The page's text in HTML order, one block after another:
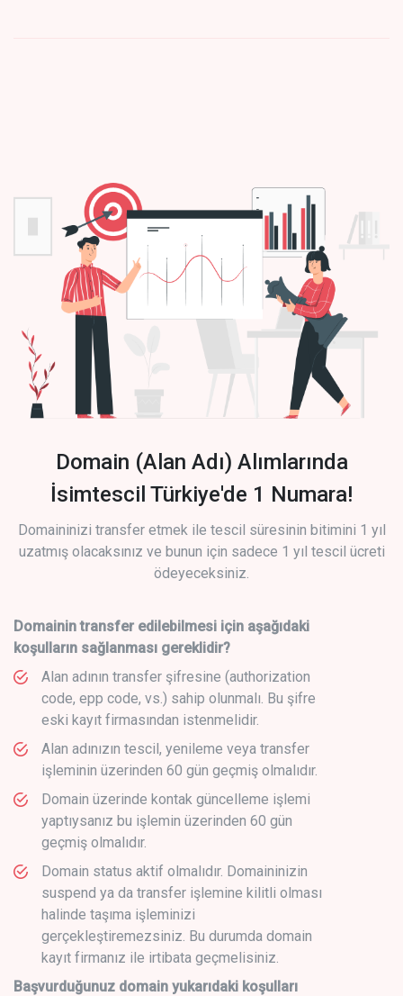
Domain (Alan Adı) Alımlarında
İsimtescil Türkiye'de 1 Numara!
Domaininizi transfer etmek ile tescil süresinin bitimini 1 yıl
uzatmış olacaksınız ve bunun için sadece 1 yıl tescil ücreti
ödeyeceksiniz.
Domainin transfer edilebilmesi için aşağıdaki
koşulların sağlanması gereklidir?
Alan adının transfer şifresine (authorization
code, epp code, vs.) sahip olunmalı. Bu şifre
eski kayıt firmasından istenmelidir.
Alan adınızın tescil, yenileme veya transfer
işleminin üzerinden 60 gün geçmiş olmalıdır.
Domain üzerinde kontak güncelleme işlemi
yaptıysanız bu işlemin üzerinden 60 gün
geçmiş olmalıdır.
Domain status aktif olmalıdır. Domaininizin
suspend ya da transfer işlemine kilitli olması
halinde taşıma işleminizi
gerçekleştiremezsiniz. Bu durumda domain
kayıt firmanız ile irtibata geçmelisiniz.
Başvurduğunuz domain yukarıdaki koşulları